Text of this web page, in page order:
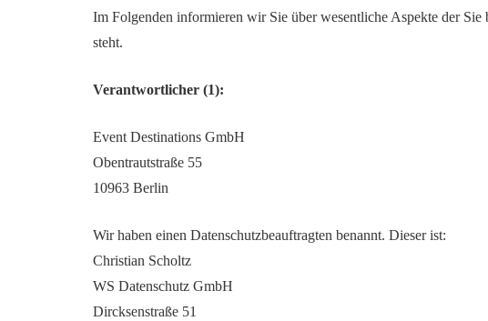
Im Folgenden informieren wir Sie über wesentliche Aspekte der
steht.
Verantwortlicher (1):
Event Destinations GmbH
Obentrautstraße 55
10963 Berlin
Wir haben einen Datenschutzbeauftragten benannt. Dieser ist:
Christian Scholtz
WS Datenschutz GmbH
Dircksenstraße 51